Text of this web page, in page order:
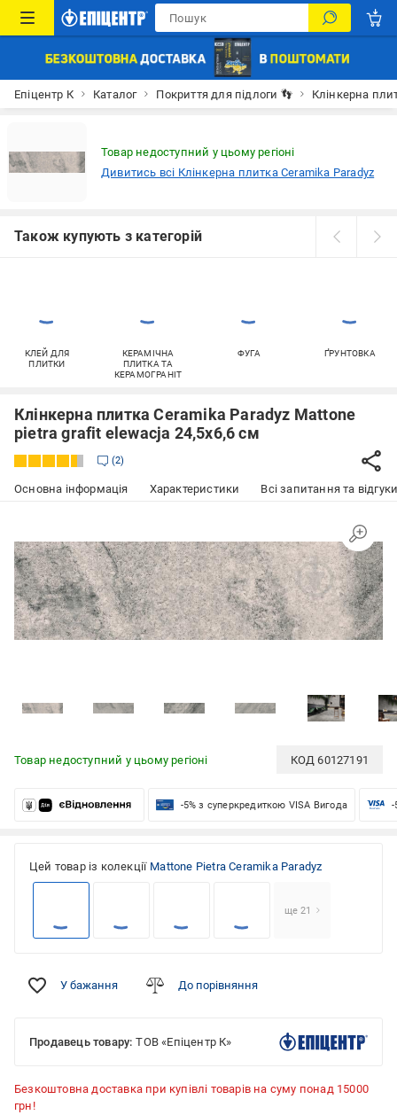
Епіцентр К Каталог Покриття для підлоги 👣 Клінкерна
Товар недоступний у цьому регіоні
Дивитись всі Клінкерна плитка Ceramika Paradyz
Також купують з категорій
КЛЕЙ ДЛЯ
ПЛИТКИ
КЕРАМІЧНА
ПЛИТКА ТА
КЕРАМОГРАНІТ
ФУГА ҐРУНТОВКА
Клінкерна плитка Ceramika Paradyz Mattone
pietra grafit elewacja 24,5x6,6 см
2
Основна інформація Характеристики Всі запитання та
Товар недоступний у цьому регіоні КОД60127191
-5% з суперкредиткою VISA Вигода -
Цей товар із колекції Mattone Pietra Ceramika Paradyz
ще 21
У бажання До порівняння
Продавець товару: ТОВ «Епіцентр К»
Безкоштовна доставка при купівлі товарів на суму понад 15000
грн!